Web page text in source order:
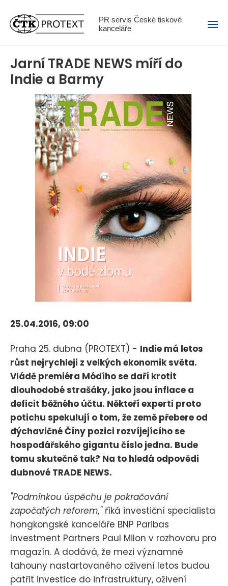
PR servis České tiskové
kanceláře
Menu
Jarní TRADE NEWS míří do
Indie a Barmy
25.04.2016, 09:00
Praha 25. dubna (PROTEXT) - Indie má letos
růst nejrychleji z velkých ekonomik světa.
Vládě premiéra Módího se daří krotit
dlouhodobé strašáky, jako jsou inflace a
deficit běžného účtu. Někteří experti proto
potichu spekulují o tom, že země přebere od
dýchavičné Číny pozici rozvíjejícího se
hospodářského gigantu číslo jedna. Bude
tomu skutečně tak? Na to hledá odpovědi
dubnové TRADE NEWS.
"Podmínkou úspěchu je pokračování
započatých reforem,"říká investiční specialista
hongkongské kanceláře BNP Paribas
Investment Partners Paul Milon v rozhovoru pro
magazín. A dodává, že mezi významné
tahouny nastartovaného oživení letos budou
patřit investice do infrastruktury, oživení